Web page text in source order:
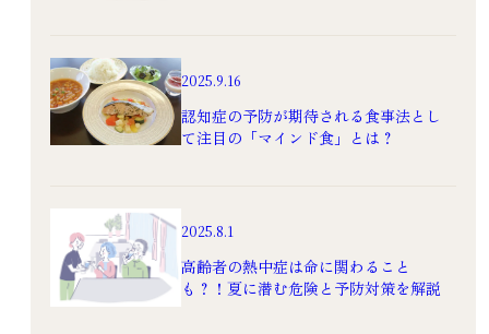
2025.9.16
認知症の予防が期待される食事法とし
て注目の「マインド食」とは？
2025.8.1
高齢者の熱中症は命に関わること
も？！夏に潜む危険と予防対策を解説